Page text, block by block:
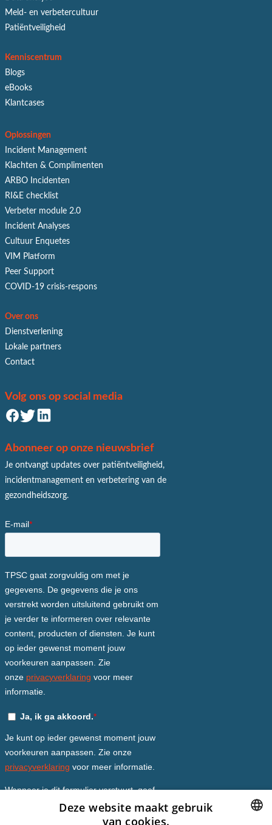
Meld- en verbetercultuur
Patiëntveiligheid
Kenniscentrum
Blogs
eBooks
Klantcases
Oplossingen
Incident Management
Klachten & Complimenten
ARBO Incidenten
RI&E checklist
Verbeter module 2.0
Incident Analyses
Cultuur Enquetes
VIM Platform
Peer Support
COVID-19 crisis-respons
Over ons
Dienstverlening
Lokale partners
Contact
Volg ons op social media
Abonneer op onze nieuwsbrief
Je ontvangt updates over patiëntveiligheid,
incidentmanagement en verbetering van de
gezondheidszorg.
Deze website maakt gebruik
van cookies.